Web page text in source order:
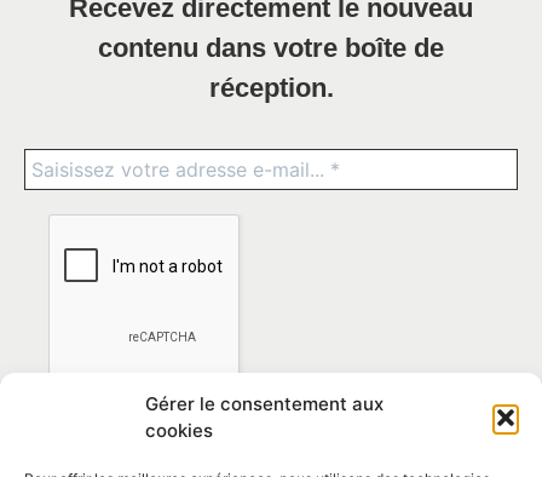
Gérer le consentement aux
cookies
Recevez directement le nouveau
contenu dans votre boîte de
réception.